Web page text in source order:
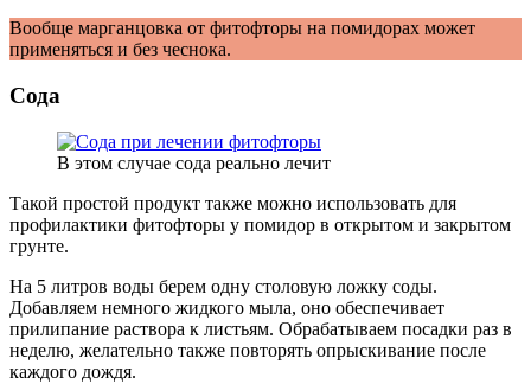
Вообще марганцовка от фитофторы на помидорах может
применяться и без чеснока.
Сода
В этом случае сода реально лечит
Такой простой продукт также можно использовать для
профилактики фитофторы у помидор в открытом и закрытом
грунте.
На 5 литров воды берем одну столовую ложку соды.
Добавляем немного жидкого мыла, оно обеспечивает
прилипание раствора к листьям. Обрабатываем посадки раз в
неделю, желательно также повторять опрыскивание после
каждого дождя.